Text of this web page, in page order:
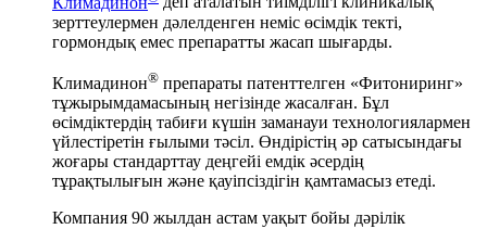
зерттеулермен дәлелденген неміс өсімдік текті,
гормондық емес препаратты жасап шығарды.
Климадинон® препараты патенттелген «Фитониринг»
тұжырымдамасының негізінде жасалған. Бұл
өсімдіктердің табиғи күшін заманауи технологиялармен
үйлестіретін ғылыми тәсіл. Өндірістің әр сатысындағы
жоғары стандарттау деңгейі емдік әсердің
тұрақтылығын және қауіпсіздігін қамтамасыз етеді.
Компания 90 жылдан астам уақыт бойы дәрілік